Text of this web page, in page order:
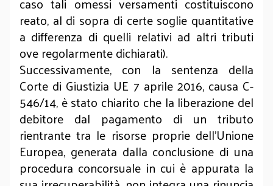
reato, al di sopra di certe soglie quantitative
a differenza di quelli relativi ad altri tributi
ove regolarmente dichiarati).
Successivamente, con la sentenza della
Corte di Giustizia UE 7 aprile 2016, causa C-
546/14, è stato chiarito che la liberazione del
debitore dal pagamento di un tributo
rientrante tra le risorse proprie dell’Unione
Europea, generata dalla conclusione di una
procedura concorsuale in cui è appurata la